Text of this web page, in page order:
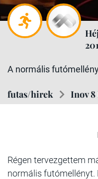
A normális
futas/hirek Inov 8
Régen tervezgettem
normális futómellényt.